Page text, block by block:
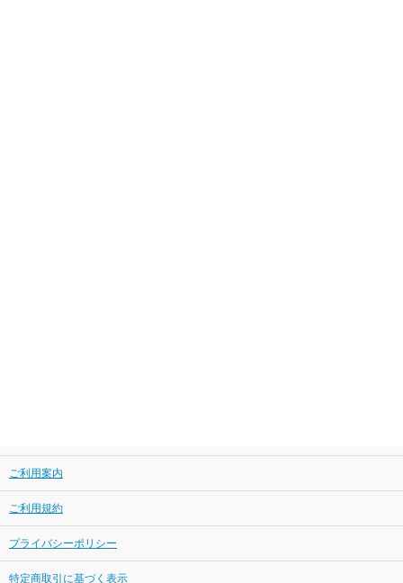
ご利用案内
ご利用規約
プライバシーポリシー
特定商取引に基づく表示